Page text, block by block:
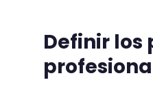
Definir los